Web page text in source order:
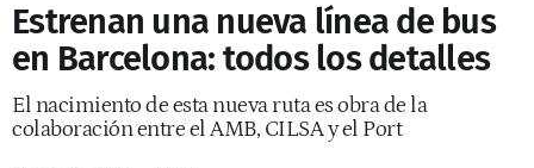
Estrenan una nueva línea de bus
en Barcelona: todos los detalles
El nacimiento de esta nueva ruta es obra de la
colaboración entre el AMB, CILSA y el Port